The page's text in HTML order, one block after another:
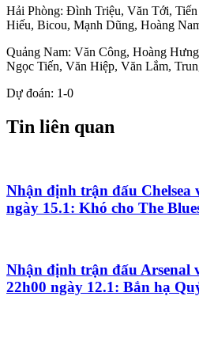
Hải Phòng: Đình Triệu, Văn Tới,
Hiếu, Bicou, Mạnh Dũng, Hoàng
Quảng Nam: Văn Công, Hoàng
Ngọc Tiến, Văn Hiệp, Văn Lắm,
Dự đoán: 1-0
Tin liên quan
Nhận định trận đấu Chelsea
ngày 15.1: Khó cho The
Nhận định trận đấu Arsenal
22h00 ngày 12.1: Bắn hạ